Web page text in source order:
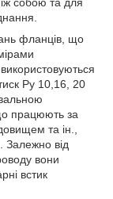
фланців, що
Ру 10,16, 20
працюють за
та ін.,
Залежно від
вони
встик